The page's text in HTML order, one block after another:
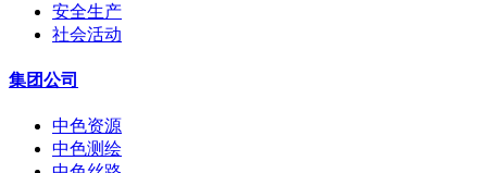
安全生产
社会活动
集团公司
中色资源
中色测绘